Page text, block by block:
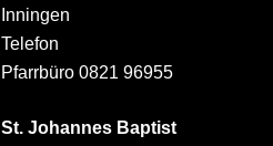
Inningen
Telefon
Pfarrbüro 0821 96955
St. Johannes Baptist